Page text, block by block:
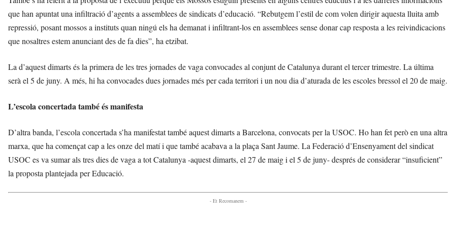
que han apuntat una infiltració d’agents a assemblees de sindicats d’educació. “Rebutgem l’estil de com volen dirigir aquesta lluita amb
repressió, posant mossos a instituts quan ningú els ha demanat i infiltrant-los en assemblees sense donar cap resposta a les reivindicacions
que nosaltres estem anunciant des de fa dies”, ha etzibat.
La d’aquest dimarts és la primera de les tres jornades de vaga convocades al conjunt de Catalunya durant el tercer trimestre. La última
serà el 5 de juny. A més, hi ha convocades dues jornades més per cada territori i un nou dia d’aturada de les escoles bressol el 20 de maig.
L’escola concertada també és manifesta
D’altra banda, l’escola concertada s’ha manifestat també aquest dimarts a Barcelona, convocats per la USOC. Ho han fet però en una altra
marxa, que ha començat cap a les onze del matí i que també acabava a la plaça Sant Jaume. La Federació d’Ensenyament del sindicat
USOC es va sumar als tres dies de vaga a tot Catalunya -aquest dimarts, el 27 de maig i el 5 de juny- després de considerar “insuficient”
la proposta plantejada per Educació.
- Et Recomanem -